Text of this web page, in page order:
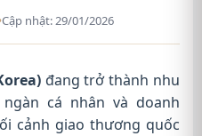
Cập nhật: 29/01/2026
đang trở thành nhu
cá nhân và doanh
cảnh giao thương quốc